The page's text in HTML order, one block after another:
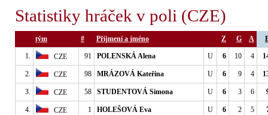
Statistiky hráček v poli (CZE)
tým # Příjmení a jméno Z G A
1. CZE 91 POLENSKÁ Alena U 6 10 4
2. CZE 98 MRÁZOVÁ Kateřina U 6 9 4
3. CZE 58 STUDENTOVÁ Simona U 6 3 6
4. CZE 1 HOLEŠOVÁ Eva U 6 2 5